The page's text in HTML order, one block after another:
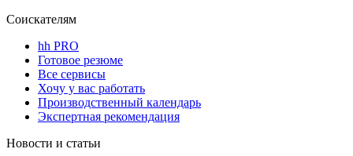
Соискателям
hh PRO
Готовое резюме
Все сервисы
Хочу у вас работать
Производственный календарь
Экспертная рекомендация
Новости и статьи